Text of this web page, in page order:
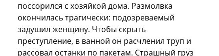
поссорился с хозяйкой дома. Размолвка
окончилась трагически: подозреваемый
задушил женщину. Чтобы скрыть
преступление, в ванной он расчленил труп и
рассовал останки по пакетам. Страшный груз